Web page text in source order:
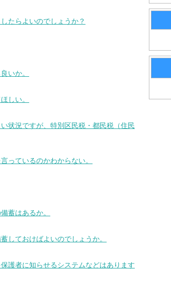
たらよいのでしょうか？
いか。
しい。
状況ですが、特別区民税・都民税（住民
っているのかわからない。
蓄はあるか。
しておけばよいのでしょうか。
護者に知らせるシステムなどはあります